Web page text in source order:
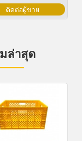
ติดต่อผู้ขาย
ล่าสุด